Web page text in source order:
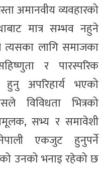
अमानवीय व्यवहारको
मात्र सम्भव नहुने
त्यसका लागि समाजका
र पारस्परिक
अपरिहार्य भएको
विविधता भित्रको
सभ्य र समावेशी
एकजुट हुनुपर्ने
उनको भनाइ रहेको छ